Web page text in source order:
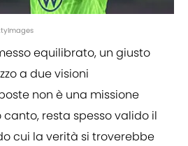
equilibrato, un giusto
a due visioni
non è una missione
resta spesso valido il
cui la verità si troverebbe